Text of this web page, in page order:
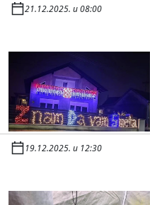
21.12.2025. u 08:00
19.12.2025. u 12:30